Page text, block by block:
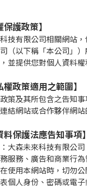
保護政策】
技有限公司相關網站，
（以下稱「本公司」
並提供您對個人資料
權政策適用之範圍】
策及其所包含之告知
結網站或合作夥伴網
料保護法應告知事項】
大森未來科技有限公司
服務、廣告和商業行
使用本網站時，切勿
個人身份、密碼或電